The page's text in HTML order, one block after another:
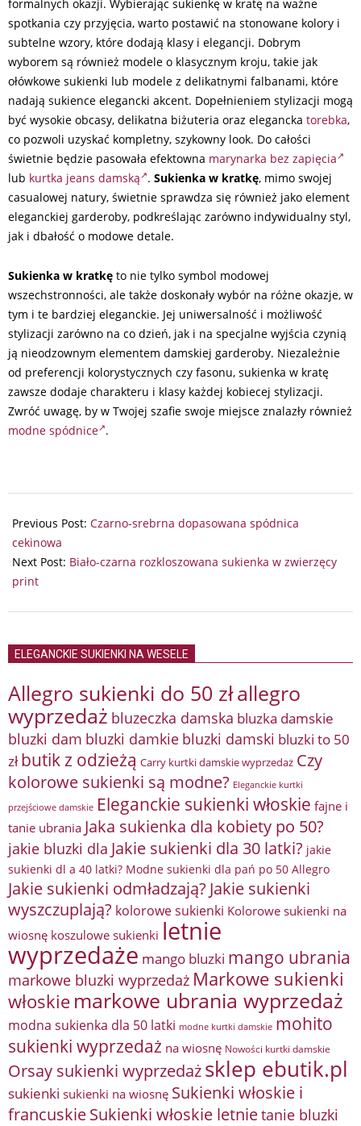
formalnych okazji. Wybierając sukienkę w kratę na ważne
spotkania czy przyjęcia, warto postawić na stonowane kolory i
subtelne wzory, które dodają klasy i elegancji. Dobrym
wyborem są również modele o klasycznym kroju, takie jak
ołówkowe sukienki lub modele z delikatnymi falbanami, które
nadają sukience elegancki akcent. Dopełnieniem stylizacji mogą
być wysokie obcasy, delikatna biżuteria oraz elegancka torebka,
co pozwoli uzyskać kompletny, szykowny look. Do całości
świetnie będzie pasowała efektowna marynarka bez zapięcia
lub kurtka jeans damską . Sukienka w kratkę, mimo swojej
casualowej natury, świetnie sprawdza się również jako element
eleganckiej garderoby, podkreślając zarówno indywidualny styl,
jak i dbałość o modowe detale.
Sukienka w kratkę to nie tylko symbol modowej
wszechstronności, ale także doskonały wybór na różne okazje, w
tym i te bardziej eleganckie. Jej uniwersalność i możliwość
stylizacji zarówno na co dzień, jak i na specjalne wyjścia czynią
ją nieodzownym elementem damskiej garderoby. Niezależnie
od preferencji kolorystycznych czy fasonu, sukienka w kratę
zawsze dodaje charakteru i klasy każdej kobiecej stylizacji.
Zwróć uwagę, by w Twojej szafie swoje miejsce znalazły również
modne spódnice .
07-
10
Previous Post: Czarno-srebrna dopasowana spódnica
cekinowa
Next Post: Biało-czarna rozkloszowana sukienka w zwierzęcy
print
ELEGANCKIE SUKIENKI NA WESELE
Allegro sukienki do 50 złallegro
wyprzedaż bluzeczka damska bluzka damskie
bluzki dam bluzki damkie bluzki damski bluzki to 50
zł butik z odzieżą Carry kurtki damskie wyprzedaż Czy
kolorowe sukienki są modne? Eleganckie kurtki
przejściowe damskie Eleganckie sukienki włoskie fajne i
tanie ubrania Jaka sukienka dla kobiety po 50?
jakie bluzki dla Jakie sukienki dla 30 latki? jakie
sukienki dl a 40 latki? Modne sukienki dla pań po 50 Allegro
Jakie sukienki odmładzają? Jakie sukienki
wyszczuplają? kolorowe sukienki Kolorowe sukienki na
wiosnę koszulowe sukienki letnie
wyprzedaże mango bluzki mango ubrania
markowe bluzki wyprzedaż Markowe sukienki
włoskie markowe ubrania wyprzedaż
modna sukienka dla 50 latki modne kurtki damskie mohito
sukienki wyprzedaż na wiosnę Nowości kurtki damskie
Orsay sukienki wyprzedażsklep ebutik.pl
sukienki sukienki na wiosnę Sukienki włoskie i
francuskieSukienki włoskie letnietanie bluzki